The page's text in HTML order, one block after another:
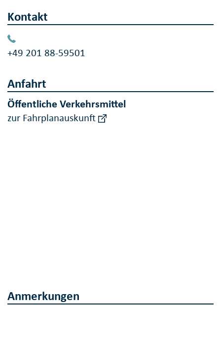
Kontakt
+49 201 88-59501
Anfahrt
Öffentliche Verkehrsmittel
zur Fahrplanauskunft
Anmerkungen